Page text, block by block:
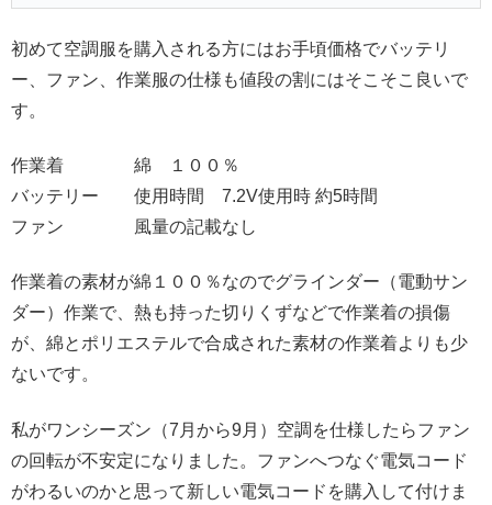
初めて空調服を購入される方にはお手頃価格でバッテリ
ー、ファン、作業服の仕様も値段の割にはそこそこ良いで
す。
作業着 綿 １００％
バッテリー 使用時間 7.2V使用時 約5時間
ファン 風量の記載なし
作業着の素材が綿１００％なのでグラインダー（電動サン
ダー）作業で、熱も持った切りくずなどで作業着の損傷
が、綿とポリエステルで合成された素材の作業着よりも少
ないです。
私がワンシーズン（7月から9月）空調を仕様したらファン
の回転が不安定になりました。ファンへつなぐ電気コード
がわるいのかと思って新しい電気コードを購入して付けま